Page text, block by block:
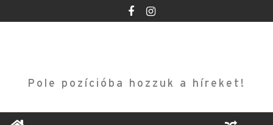
to
Pole pozícióba hozzuk a híreket!